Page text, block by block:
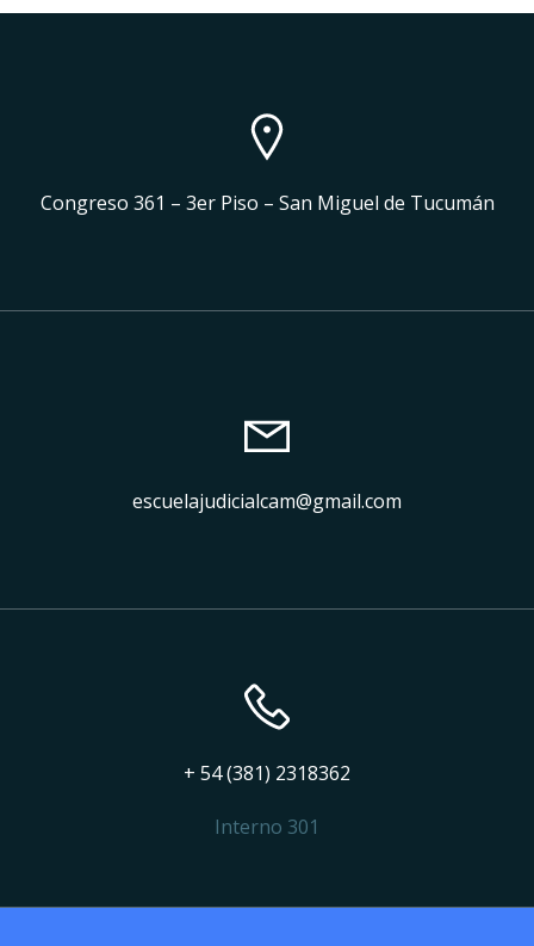
Congreso 361 – 3er Piso – San Miguel de Tucumán
escuelajudicialcam@gmail.com
+ 54 (381) 2318362
Interno 301